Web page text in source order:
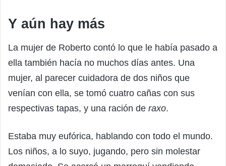
Y aún hay más
La mujer de Roberto contó lo que le había pasado a
ella también hacía no muchos días antes. Una
mujer, al parecer cuidadora de dos niños que
venían con ella, se tomó cuatro cañas con sus
respectivas tapas, y una ración de raxo.
Estaba muy eufórica, hablando con todo el mundo.
Los niños, a lo suyo, jugando, pero sin molestar